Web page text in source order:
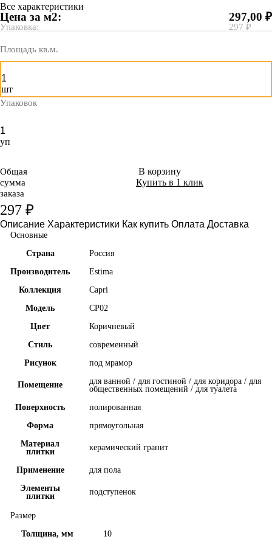
Все характеристики
Цена за м2:
Упаковка:
297,00 ₽
297 ₽
Площадь кв.м.
шт
Упаковок
уп
Общая
сумма
заказа
297 ₽
В корзину
Купить в 1 клик
Описание Характеристики Как купить Оплата Доставка
Основные
Страна
Россия
Производитель
Estima
Коллекция
Capri
Модель
CP02
Цвет
Коричневый
Стиль
современный
Рисунок
под мрамор
Помещение
для ванной / для гостиной / для коридора / для
общественных помещений / для туалета
Поверхность
полированная
Форма
прямоугольная
Материал
плитки
керамический гранит
Применение
для пола
Элементы
плитки
подступенок
Размер
Толщина, мм
10